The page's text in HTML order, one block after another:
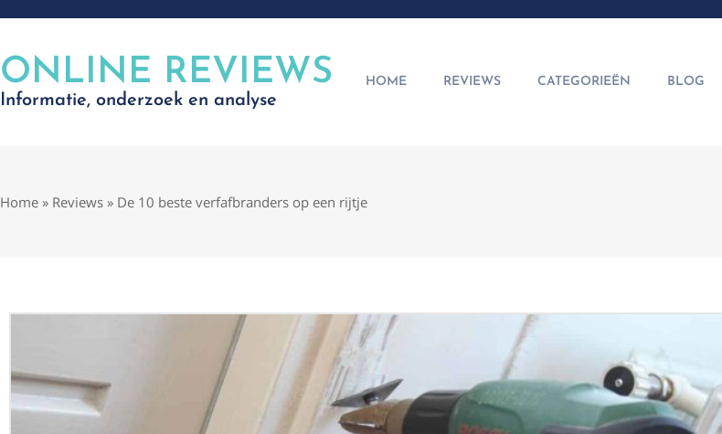
ONLINE REVIEWS
Informatie, onderzoek en analyse
HOME REVIEWS CATEGORIEËN BLOG
Home » Reviews » De 10 beste verfafbranders op een rijtje